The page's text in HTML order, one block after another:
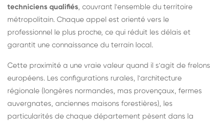
techniciens qualifiés, couvrant l'ensemble du territoire
métropolitain. Chaque appel est orienté vers le
professionnel le plus proche, ce qui réduit les délais et
garantit une connaissance du terrain local.
Cette proximité a une vraie valeur quand il s'agit de frelons
européens. Les configurations rurales, l'architecture
régionale (longères normandes, mas provençaux, fermes
auvergnates, anciennes maisons forestières), les
particularités de chaque département pèsent dans la